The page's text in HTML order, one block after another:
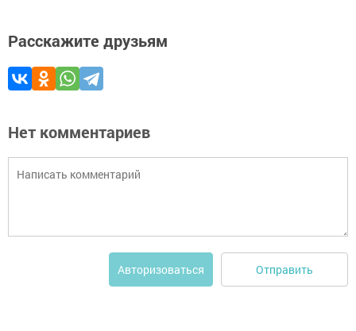
Расскажите друзьям
Нет комментариев
Авторизоваться Отправить